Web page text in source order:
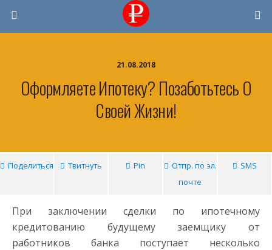
21.08.2018
Оформляете Ипотеку? Позаботьтесь О
Своей Жизни!
Поделиться Твитнуть Pin
Отпр. по эл.
почте
SMS
При заключении сделки по ипотечному
кредитованию будущему заемщику от
работников банка поступает несколько